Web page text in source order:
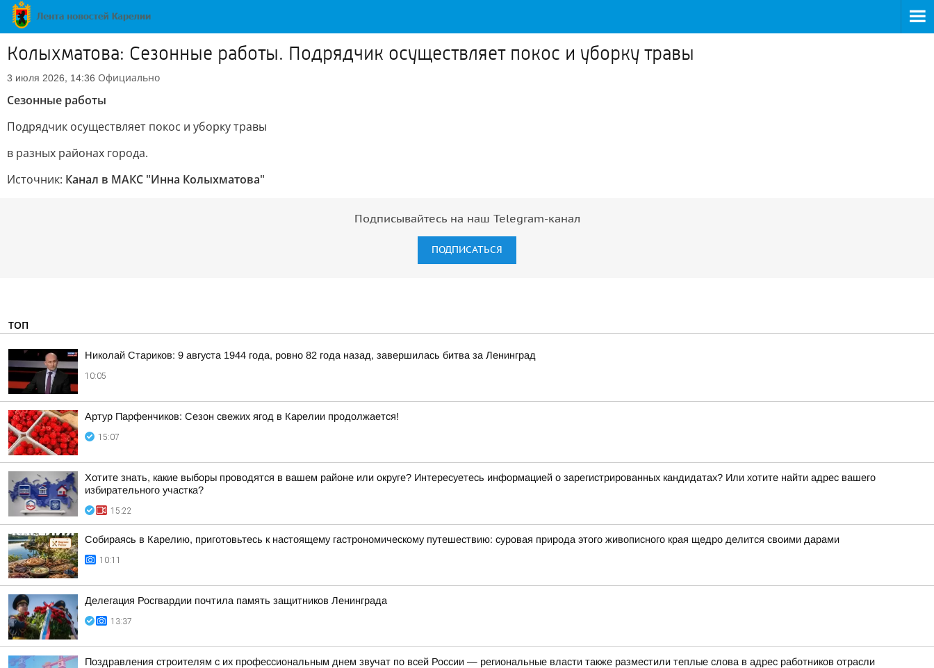
Колыхматова: Сезонные работы. Подрядчик осуществляет покос и уборку травы
3 июля 2026, 14:36 Официально
Сезонные работы
Подрядчик осуществляет покос и уборку травы
в разных районах города.
Источник: Канал в МАКС "Инна Колыхматова"
Подписывайтесь на наш Telegram-канал
ПОДПИСАТЬСЯ
ТОП
Николай Стариков: 9 августа 1944 года, ровно 82 года назад, завершилась битва за Ленинград
10:05
Артур Парфенчиков: Сезон свежих ягод в Карелии продолжается!
15:07
Хотите знать, какие выборы проводятся в вашем районе или округе? Интересуетесь информацией о зарегистрированных кандидатах? Или хотите найти адрес вашего
избирательного участка?
15:22
Собираясь в Карелию, приготовьтесь к настоящему гастрономическому путешествию: суровая природа этого живописного края щедро делится своими дарами
10:11
Делегация Росгвардии почтила память защитников Ленинграда
13:37
Поздравления строителям с их профессиональным днем звучат по всей России — региональные власти также разместили теплые слова в адрес работников отрасли